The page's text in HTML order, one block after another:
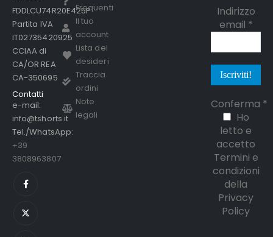
FDDLCU74R20E425P
Partita IVA
IT02735420925
CCIAA di
CA/OR REA
CA-350695
Contatti
e-mail:
info@tshorts.it
Tel./WhatsApp:
+39
3808963807
Frequenti
Il tuo
account
Lista dei
desideri
Traccia
ordini
Note
legali
Indirizzo
email *
Conferma *
Ho
letto e
accetto
Termini e
condizioni
della
Privacy
Policy